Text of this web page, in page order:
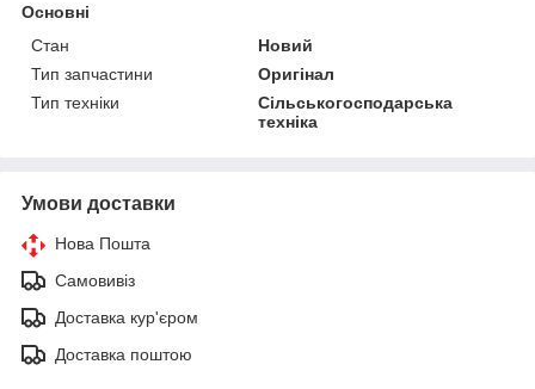
Основні
Стан
Новий
Тип запчастини
Оригінал
Тип техніки
Сільськогосподарська
техніка
Умови доставки
Нова Пошта
Самовивіз
Доставка кур'єром
Доставка поштою